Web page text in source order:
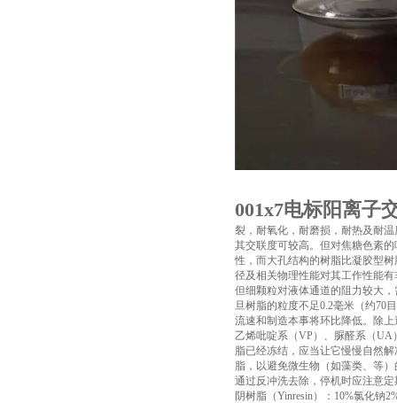
001x7电标阳离子
裂，耐氧化，耐磨损，耐热及耐
其交联度可较高。但对焦糖色素
性，而大孔结构的树脂比凝胶型
径及相关物理性能对其工作性能
但细颗粒对液体通道的阻力较大
旦树脂的粒度不足0.2毫米（约70
流速和制造本事将环比降低。除
乙烯吡啶系（VP）、脲醛系（
脂已经冻结，应当让它慢慢自然
脂，以避免微生物（如藻类、等
通过反冲洗去除，停机时应注意
阴树脂（Yinresin）：10%氯化钠